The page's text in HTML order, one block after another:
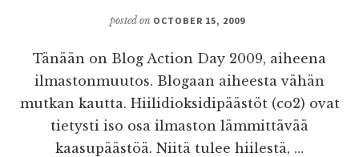
posted on OCTOBER 15, 2009
Tänään on Blog Action Day 2009, aiheena
ilmastonmuutos. Blogaan aiheesta vähän
mutkan kautta. Hiilidioksidipäästöt (co2) ovat
tietysti iso osa ilmaston lämmittävää
kaasupäästöä. Niitä tulee hiilestä, …